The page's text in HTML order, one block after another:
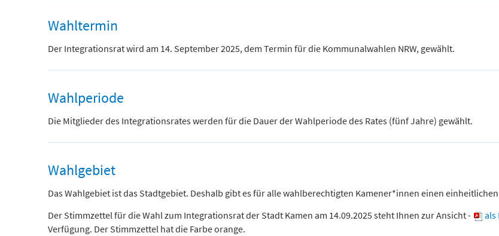
Wahltermin
Der Integrationsrat wird am 14. September 2025, dem Termin für die Kommunalwahlen NRW, gewählt.
Wahlperiode
Die Mitglieder des Integrationsrates werden für die Dauer der Wahlperiode des Rates (fünf Jahre) gewählt.
Wahlgebiet
Das Wahlgebiet ist das Stadtgebiet. Deshalb gibt es für alle wahlberechtigten Kamener*innen einen
Der Stimmzettel für die Wahl zum Integrationsrat der Stadt Kamen am 14.09.2025 steht Ihnen zur Ansicht -
als
Verfügung. Der Stimmzettel hat die Farbe orange.